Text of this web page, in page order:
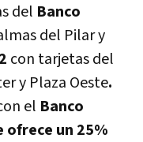
del Banco
del Pilar y
con tarjetas del
y Plaza Oeste.
el Banco
ofrece un 25%